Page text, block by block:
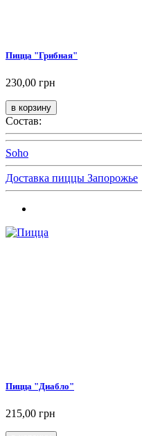
Пицца "Грибная"
230,00 грн
Состав:
Soho
Доставка пиццы Запорожье
Пицца "Диабло"
215,00 грн